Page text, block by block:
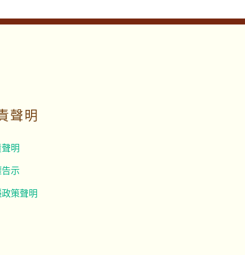
聲明
明
示
策聲明